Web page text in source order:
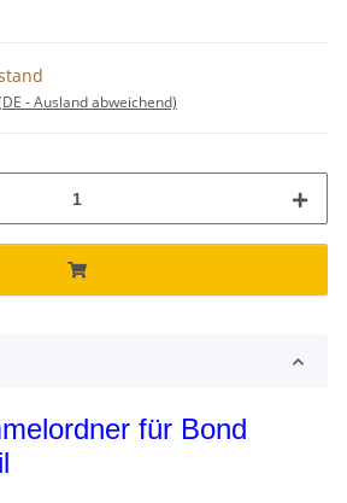
- Ausland abweichend)
für Bond